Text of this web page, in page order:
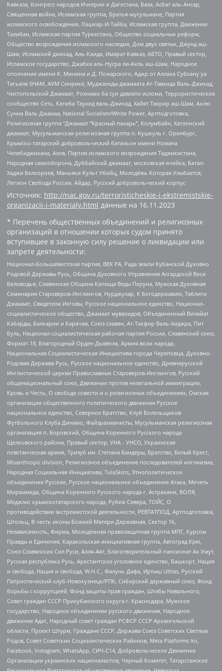
Кавказа, Конгресс народов Ичкерии и Дагестана, База, Асбат аль-Ансар,
Священная война, Исламская группа, Братья-мусульмане, Партия
исламского освобождения, Лашкар-И-Тайба, Исламская группа, Движение
Талибан, Исламская партия Туркестана, Общество социальных реформ,
Общество возрождения исламского наследия, Дом двух святых, Джунд аш-
Шам, Исламский джихад, Аль-Каида, Имарат Кавказ, АБТО, Правый сектор,
Исламское государство, Джабха аль-Нусра ли-Ахль аш-Шам, Народное
ополчение имени К. Минина и Д. Пожарского, Аджр от Аллаха Субхану уа
Тагьаля SHAM, АУМ Синрике, Муджахеды джамаата Ат-Тавхида Валь-Джихад,
Чистопольский Джамаат, Рохнамо ба суи давлати исломи, Террористическое
сообщество Сеть, Катиба Таухид валь-Джихад, Хайят Тахрир аш-Шам, Ахлю
Сунна Валь Джамаа, National Socialism/White Power, Артподготовка,
Религиозная группа “Джамаат “Красный пахарь”, Колумбайн, Хатлонский
джамаат, Мусульманская религиозная группа п. Кушкуль г. Оренбург,
Крымско-татарский добровольческий батальон имени Номана
Челебиджихана, Азов, Партия исламского возрождения Таджикистана,
Народная самооборона, Дуббайский джамаат, московская ячейка, Батал-
Хаджи Белхороев, Маньяки Культ Убийц, Молодёжь Которая Улыбается,
Легион Свобода России, Айдар, Русский добровольческий корпус
Источник: http://nac.gov.ru/terroristicheskie-i-ekstremistskie-
organizacii-i-materialy.html данные на 16.11.2023
* Перечень общественных объединений и религиозных
организаций в отношении которых судом принято
вступившее в законную силу решение о ликвидации или
запрете деятельности:
Национал-большевистская партия, ВЕК РА, Рада земли Кубанской Духовно
Родовой Державы Русь, Община Духовного Управления Асгардской Веси
Беловодья, Славянская Община Капища Веды Перуна, Мужская Духовная
Семинария Староверов-Инглингов, Нурджулар, К Богодержавию, Таблиги
Джамаат, Свидетели Иеговы, Русское национальное единство, Национал-
социалистическое общество, Джамаат мувахидов, Объединенный Вилайат
Кабарды, Балкарии и Карачая, Союз славян, Ат-Такфир Валь-Хиджра, Пит
Буль, Национал-социалистическая рабочая партия России, Славянский союз,
Формат-18, Благородный Орден Дьявола, Армия воли народа,
Национальная Социалистическая Инициатива города Череповца, Духовно-
Родовая Держава Русь, Русское национальное единство, Древнерусской
Инглистической церкви Православных Староверов-Инглингов, Русский
общенациональный союз, Движение против нелегальной иммиграции,
Кровь и Честь, О свободе совести и о религиозных объединениях, Омская
организация общественного политического движения Русское
национальное единство, Северное Братство, Клуб Болельщиков
Футбольного Клуба Динамо, Файзрахманисты, Мусульманская религиозная
организация п. Боровский, Община Коренного Русского народа
Щелковского района, Правый сектор, УНА - УНСО, Украинская
повстанческая армия, Тризуб им. Степана Бандеры, Братство, Белый Крест,
Misanthropic division, Религиозное объединение последователей инглиизма,
Народная Социальная Инициатива, TulaSkins, Этнополитическое
объединение Русские, Русское национальное объединение Атака, Мечеть
Мирмамеда, Община Коренного Русского народа г. Астрахани, ВОЛЯ,
Меджлис крымскотатарского народа, Рубеж Севера, ТОЙС, О
противодействии экстремистской деятельности, РЕВТАТПОД, Артподготовка,
Штольц, В честь иконы Божией Матери Державная, Сектор 16,
Независимость, Фирма, Молодежная правозащитная группа МПГ, Курсом
Правды и Единения, Каракольская инициативная группа, Автоград Крю,
Союз Славянских Сил Руси, Алля-Аят, Благотворительный пансионат Ак Умут,
Русская республика Русь, Арестантское уголовное единство, Башкорт, Нация
и свобода, Нация и свобода, W.H.С., Фалунь Дафа, Иртыш Ultras, Русский
Патриотический клуб-Новокузнецк/РПК, Сибирский державный союз, Фонд
борьбы с коррупцией, Фонд защиты прав граждан, Штабы Навального,
Совет граждан СССР Прикубанского округа г. Краснодара, Мужское
государство, Народное объединение русского движения, Народное
движение Адат, Народный совет граждан РСФСР СССР Архангельской
области, Проект Штурм, Граждане СССР, Держава Союз Советских Светлых
Родов, Совет Советских Социалистических Районов, Meta Platforms Inc,
Facebook, Instagram, WhatsApp, СИЧ-С14, Добровольческое Движение
Организации украинских националистов, Черный Комитет, Татарстанское